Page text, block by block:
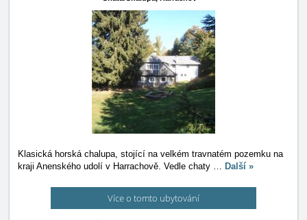
Klasická horská chalupa, stojící na velkém travnatém pozemku na
kraji Anenského udolí v Harrachově. Vedle chaty … Další »
Více o tomto ubytování